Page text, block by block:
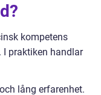
kompetens
I praktiken handlar
lång erfarenhet.